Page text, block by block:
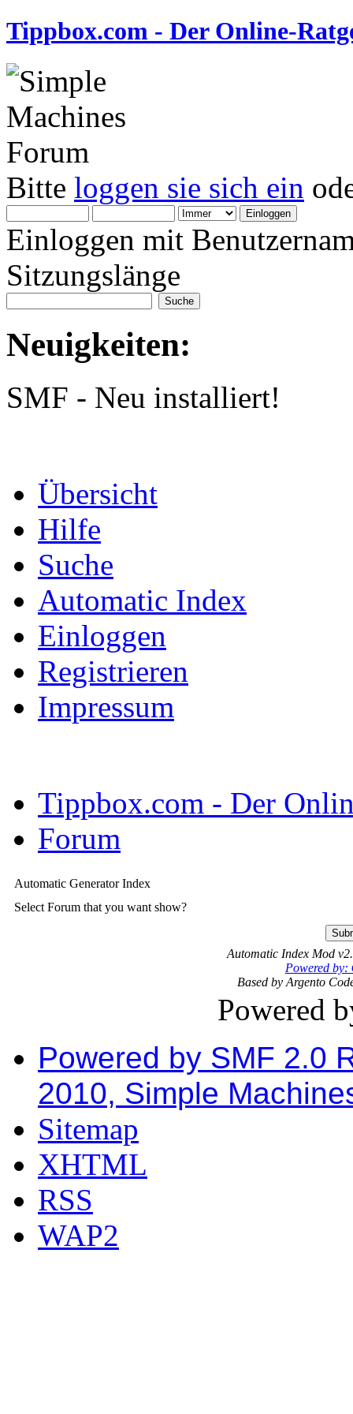
Tippbox.com - Der Online-
Bitte loggen sie sich ein
Einloggen mit
Sitzungslänge
Neuigkeiten:
SMF - Neu installiert!
Übersicht
Hilfe
Suche
Automatic Index
Einloggen
Registrieren
Impressum
Tippbox.com - Der
Forum
Automatic Generator Index
Select Forum that you want show?
Automatic Index Mod
Powered by:
Based by Argento
Powered
Powered by SMF 2.0
2010, Simple
Sitemap
XHTML
RSS
WAP2